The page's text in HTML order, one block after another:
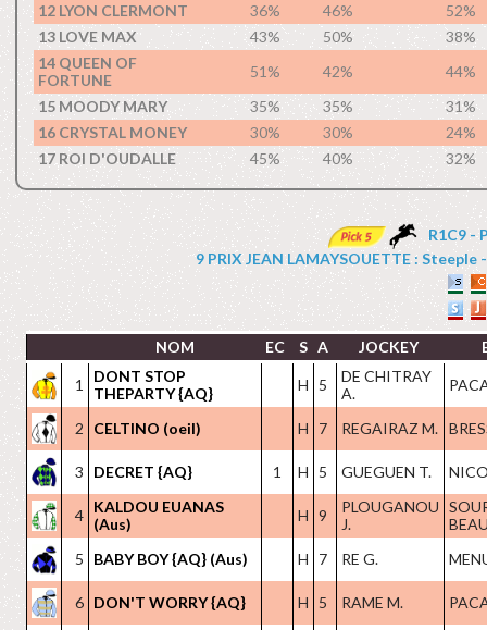
12 LYON CLERMONT
36% 46%
52%
13 LOVE MAX
43% 50%
38%
14 QUEEN OF
FORTUNE
51% 42%
44%
15 MOODY MARY
35% 35%
31%
16 CRYSTAL MONEY
30% 30%
24%
17 ROI D'OUDALLE
45% 40% 32%
R1C9 -
9 PRIX JEAN LAMAYSOUETTE :
NOM EC S A JOCKEY
1
DONT STOP
THEPARTY {AQ}
H 5
DE CHITRAY
A.
2 CELTINO (oeil) H 7 REGAIRAZ M.
3 DECRET {AQ} 1 H 5 GUEGUEN T.
4 KALDOU EUANAS
(Aus)
H 9
PLOUGANOU
J.
5
BABY BOY {AQ} (Aus) H 7 RE G.
6 DON'T WORRY {AQ} H 5 RAME M.